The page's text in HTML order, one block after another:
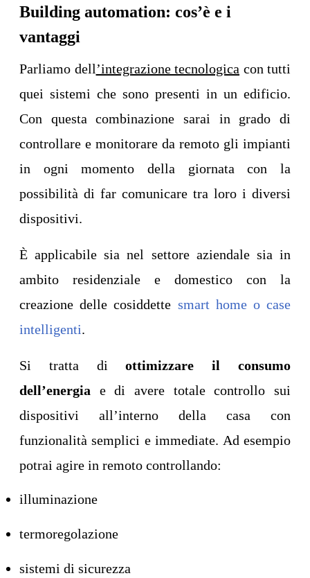
Building automation: cos’è e i
vantaggi
Parliamo dell’integrazione tecnologica con tutti
quei sistemi che sono presenti in un edificio.
Con questa combinazione sarai in grado di
controllare e monitorare da remoto gli impianti
in ogni momento della giornata con la
possibilità di far comunicare tra loro i diversi
dispositivi.
È applicabile sia nel settore aziendale sia in
ambito residenziale e domestico con la
creazione delle cosiddette smart home o case
intelligenti.
Si tratta diottimizzare il consumo
dell’energia e di avere totale controllo sui
dispositivi all’interno della casa con
funzionalità semplici e immediate. Ad esempio
potrai agire in remoto controllando:
illuminazione
termoregolazione
sistemi di sicurezza